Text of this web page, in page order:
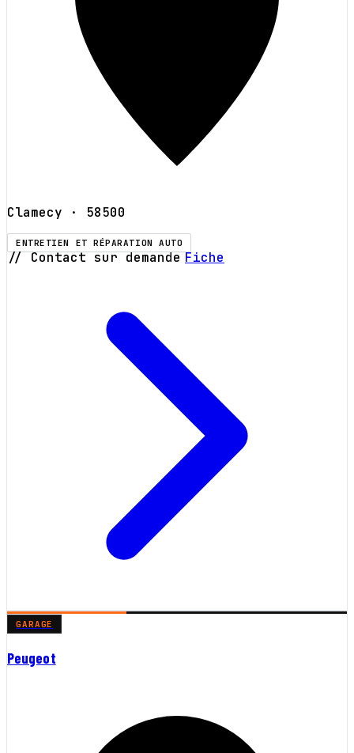
Clamecy · 58500
ENTRETIEN ET RÉPARATION AUTO
// Contact sur demande Fiche
GARAGE
Peugeot